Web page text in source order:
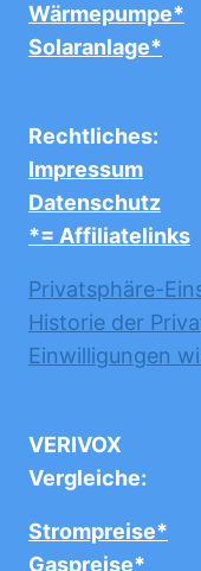
Wärmepumpe*
Solaranlage*
Rechtliches:
Impressum
Datenschutz
*= Affiliatelinks
Privatsphäre-
Historie der
Einwilligungen
VERIVOX
Vergleiche:
Strompreise*
Gaspreise*